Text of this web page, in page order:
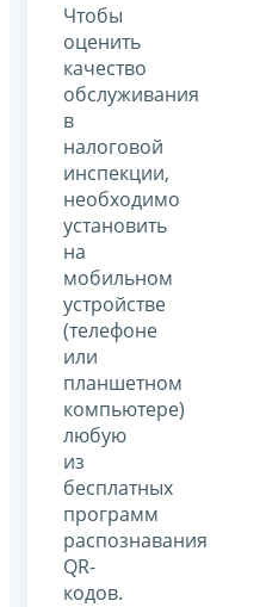
Чтобы
оценить
качество
обслуживания
в
налоговой
инспекции,
необходимо
установить
на
мобильном
устройстве
(телефоне
или
планшетном
компьютере)
любую
из
бесплатных
программ
распознавания
QR-
кодов.